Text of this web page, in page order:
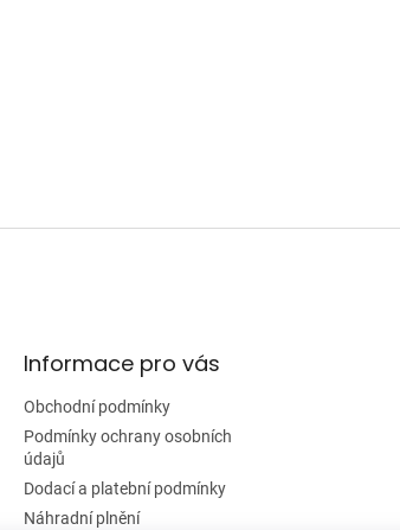
Informace pro vás
Obchodní podmínky
Podmínky ochrany osobních
údajů
Dodací a platební podmínky
Náhradní plnění